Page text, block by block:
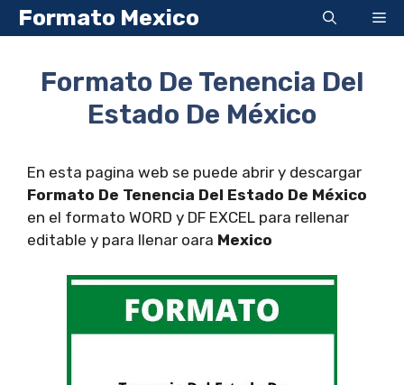
Saltar
al
Formato Mexico
Formato De Tenencia Del
Estado De México
En esta pagina web se puede abrir y descargar
Formato De Tenencia Del Estado De México
en el formato WORD y DF EXCEL para rellenar
editable y para llenar oara Mexico